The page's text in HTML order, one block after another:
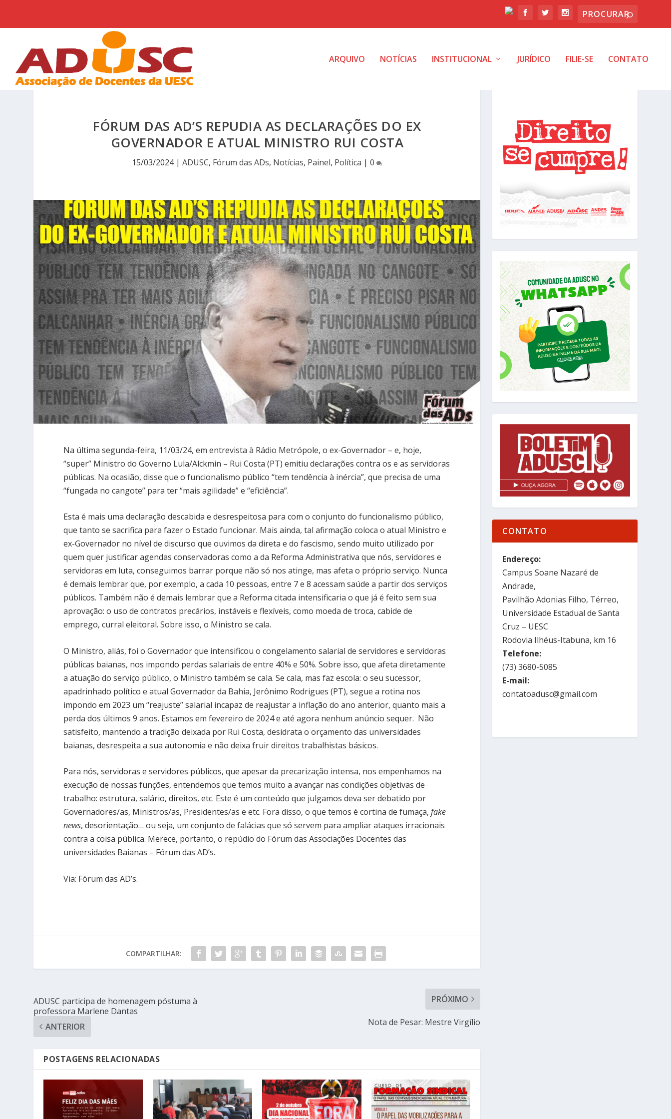
ARQUIVO NOTÍCIAS INSTITUCIONAL JURÍDICO FILIE-SE CONTATO
FÓRUM DAS AD’S REPUDIA AS DECLARAÇÕES DO EX
GOVERNADOR E ATUAL MINISTRO RUI COSTA
15/03/2024| ADUSC, Fórum das ADs, Notícias, Painel, Política | 0
Na última segunda-feira, 11/03/24, em entrevista à Rádio Metrópole, o ex-Governador – e, hoje,
“super” Ministro do Governo Lula/Alckmin – Rui Costa (PT) emitiu declarações contra os e as servidoras
públicas. Na ocasião, disse que o funcionalismo público “tem tendência à inércia”, que precisa de uma
“fungada no cangote” para ter “mais agilidade” e “eficiência”.
Esta é mais uma declaração descabida e desrespeitosa para com o conjunto do funcionalismo público,
que tanto se sacrifica para fazer o Estado funcionar. Mais ainda, tal afirmação coloca o atual Ministro e
ex-Governador no nível de discurso que ouvimos da direta e do fascismo, sendo muito utilizado por
quem quer justificar agendas conservadoras como a da Reforma Administrativa que nós, servidores e
servidoras em luta, conseguimos barrar porque não só nos atinge, mas afeta o próprio serviço. Nunca
é demais lembrar que, por exemplo, a cada 10 pessoas, entre 7 e 8 acessam saúde a partir dos serviços
públicos. Também não é demais lembrar que a Reforma citada intensificaria o que já é feito sem sua
aprovação: o uso de contratos precários, instáveis e flexíveis, como moeda de troca, cabide de
emprego, curral eleitoral. Sobre isso, o Ministro se cala.
O Ministro, aliás, foi o Governador que intensificou o congelamento salarial de servidores e servidoras
públicas baianas, nos impondo perdas salariais de entre 40% e 50%. Sobre isso, que afeta diretamente
a atuação do serviço público, o Ministro também se cala. Se cala, mas faz escola: o seu sucessor,
apadrinhado político e atual Governador da Bahia, Jerônimo Rodrigues (PT), segue a rotina nos
impondo em 2023 um “reajuste” salarial incapaz de reajustar a inflação do ano anterior, quanto mais a
perda dos últimos 9 anos. Estamos em fevereiro de 2024 e até agora nenhum anúncio sequer. Não
satisfeito, mantendo a tradição deixada por Rui Costa, desidrata o orçamento das universidades
baianas, desrespeita a sua autonomia e não deixa fruir direitos trabalhistas básicos.
Para nós, servidoras e servidores públicos, que apesar da precarização intensa, nos empenhamos na
execução de nossas funções, entendemos que temos muito a avançar nas condições objetivas de
trabalho: estrutura, salário, direitos, etc. Este é um conteúdo que julgamos deva ser debatido por
Governadores/as, Ministros/as, Presidentes/as e etc. Fora disso, o que temos é cortina de fumaça,fake
news, desorientação… ou seja, um conjunto de falácias que só servem para ampliar ataques irracionais
contra a coisa pública. Merece, portanto, o repúdio do Fórum das Associações Docentes das
universidades Baianas – Fórum das AD’s.
Via: Fórum das AD’s.
COMPARTILHAR:
ADUSC participa de homenagem póstuma à
professora Marlene Dantas
ANTERIOR
PRÓXIMO
Nota de Pesar: Mestre Virgílio
POSTAGENS RELACIONADAS
CONTATO
Endereço:
Campus Soane Nazaré de
Andrade,
Pavilhão Adonias Filho, Térreo,
Universidade Estadual de Santa
Cruz – UESC
Rodovia Ilhéus-Itabuna, km 16
Telefone:
(73) 3680-5085
E-mail:
contatoadusc@gmail.com